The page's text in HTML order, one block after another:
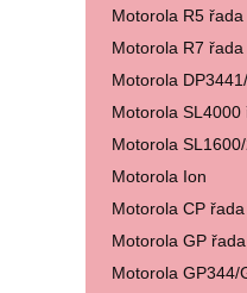
Motorola R5 řada
Motorola R7 řada
Motorola
Motorola SL4000
Motorola
Motorola Ion
Motorola CP řada
Motorola GP řada
Motorola GP344/